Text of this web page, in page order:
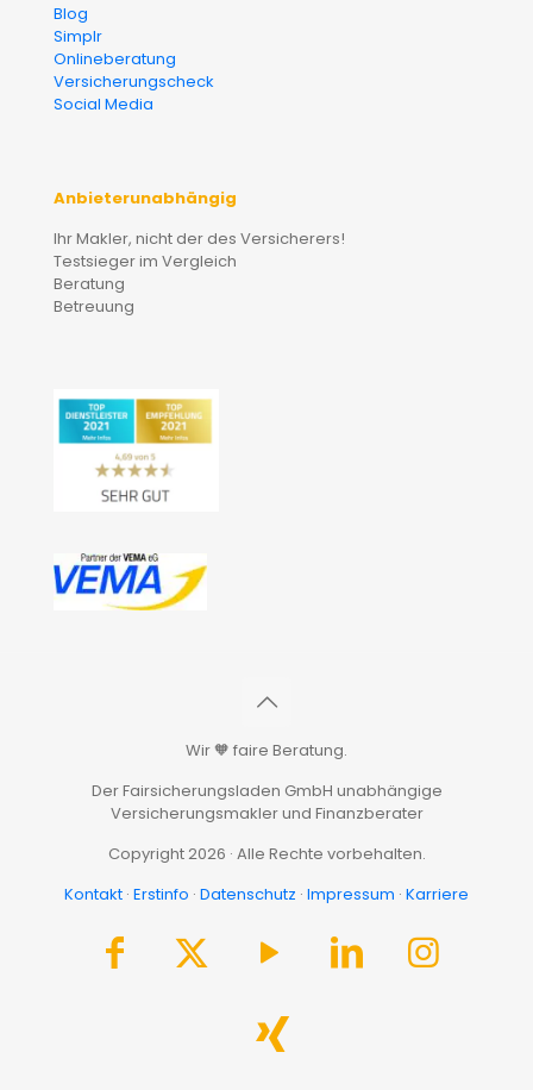
Blog
Simplr
Onlineberatung
Versicherungscheck
Social Media
Anbieterunabhängig
Ihr Makler, nicht der des Versicherers!
Testsieger im Vergleich
Beratung
Betreuung
Wir 🧡 faire Beratung.
Der Fairsicherungsladen GmbH unabhängige
Versicherungsmakler und Finanzberater
Copyright 2026 · Alle Rechte vorbehalten.
Kontakt · Erstinfo · Datenschutz · Impressum · Karriere